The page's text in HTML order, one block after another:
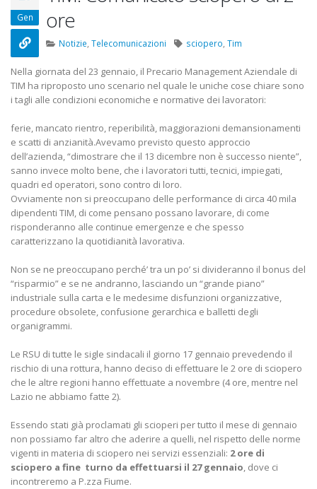
Gen
ore
Notizie Telecomunicazioni sciopero ,Tim
Nella giornata del 23 gennaio, il Precario Management Aziendale di
TIM ha riproposto uno scenario nel quale le uniche cose chiare sono
i tagli alle condizioni economiche e normative dei lavoratori:
ferie, mancato rientro, reperibilità, maggiorazioni demansionamenti
e scatti di anzianità.Avevamo previsto questo approccio
dell’azienda, “dimostrare che il 13 dicembre non è successo niente”,
sanno invece molto bene, che i lavoratori tutti, tecnici, impiegati,
quadri ed operatori, sono contro di loro.
Ovviamente non si preoccupano delle performance di circa 40 mila
dipendenti TIM, di come pensano possano lavorare, di come
risponderanno alle continue emergenze e che spesso
caratterizzano la quotidianità lavorativa.
Non se ne preoccupano perché’ tra un po’ si divideranno il bonus del
“risparmio” e se ne andranno, lasciando un “grande piano”
industriale sulla carta e le medesime disfunzioni organizzative,
procedure obsolete, confusione gerarchica e balletti degli
organigrammi.
Le RSU di tutte le sigle sindacali il giorno 17 gennaio prevedendo il
rischio di una rottura, hanno deciso di effettuare le 2 ore di sciopero
che le altre regioni hanno effettuate a novembre (4 ore, mentre nel
Lazio ne abbiamo fatte 2).
Essendo stati già proclamati gli scioperi per tutto il mese di gennaio
non possiamo far altro che aderire a quelli, nel rispetto delle norme
vigenti in materia di sciopero nei servizi essenziali: 2 ore di
sciopero a fine turno da effettuarsi il 27 gennaio, dove ci
incontreremo a P.zza Fiume.
22 Ottobre 2022
Elezioni RSU TIM Servizi
13 Ottobre 2022
Telecom: sciopero contro
21 Giugno 2022
16 Giugno
20 Gennaio